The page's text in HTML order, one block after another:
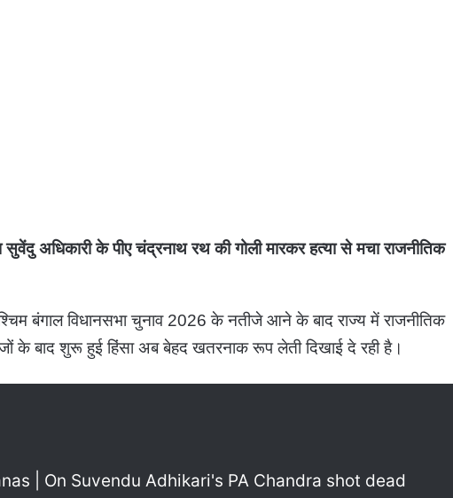
सुवेंदु अधिकारी के पीए चंद्रनाथ रथ की गोली मारकर हत्या से मचा राजनीतिक
बंगाल विधानसभा चुनाव 2026 के नतीजे आने के बाद राज्य में राजनीतिक
के बाद शुरू हुई हिंसा अब बेहद खतरनाक रूप लेती दिखाई दे रही है।
| On Suvendu Adhikari's PA Chandra shot dead